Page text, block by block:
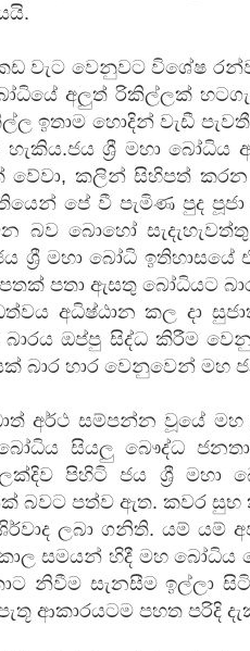
වැට වෙනුවට විශේෂ
අලුත් රිකිල්ලක්
ඉතාම හොදින් වැඩී
හැකිය.ජය ශ්‍රී මහා
වේවා, කලින් සිහිපත්
පේ වී පැමිණ පුද
බව බොහෝ
ශ්‍රී මහා බෝධි
පතා ඇසතු බෝධියට
අධිෂ්ඨාන කල දා
ඔප්පු සිද්ධ කිරීම
බාර හාර වෙනුවෙන් මහ
අර්ථ සම්පන්න වූයේ
සියලු බෞද්ධ
පිහිටි ජය ශ්‍රී මහා
බවට පත්ව ඇත. කවර සුභ
ලබා ගනිති. යම් යම්
සමයන් හිදී මහ බෝධිය
නිවීම සැනසීම ඉල්ලා
ආකාරයටම පහත පරිදි